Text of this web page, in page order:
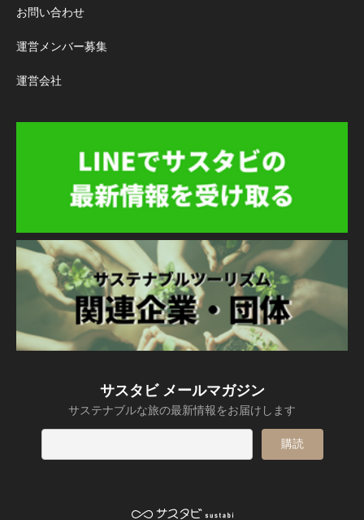
お問い合わせ
運営メンバー募集
運営会社
サスタビ メールマガジン
サステナブルな旅の最新情報をお届けします